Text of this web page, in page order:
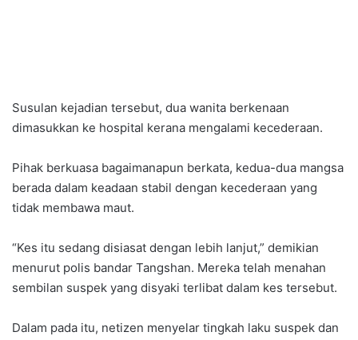
Susulan kejadian tersebut, dua wanita berkenaan
dimasukkan ke hospital kerana mengalami kecederaan.
Pihak berkuasa bagaimanapun berkata, kedua-dua mangsa
berada dalam keadaan stabil dengan kecederaan yang
tidak membawa maut.
“Kes itu sedang disiasat dengan lebih lanjut,” demikian
menurut polis bandar Tangshan. Mereka telah menahan
sembilan suspek yang disyaki terlibat dalam kes tersebut.
Dalam pada itu, netizen menyelar tingkah laku suspek dan